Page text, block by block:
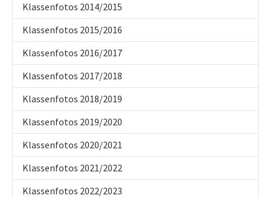
Klassenfotos 2014/2015
Klassenfotos 2015/2016
Klassenfotos 2016/2017
Klassenfotos 2017/2018
Klassenfotos 2018/2019
Klassenfotos 2019/2020
Klassenfotos 2020/2021
Klassenfotos 2021/2022
Klassenfotos 2022/2023